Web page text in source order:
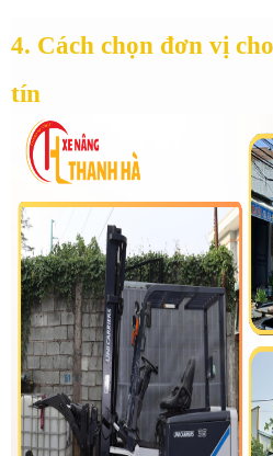
4. Cách chọn đơn vị
tín